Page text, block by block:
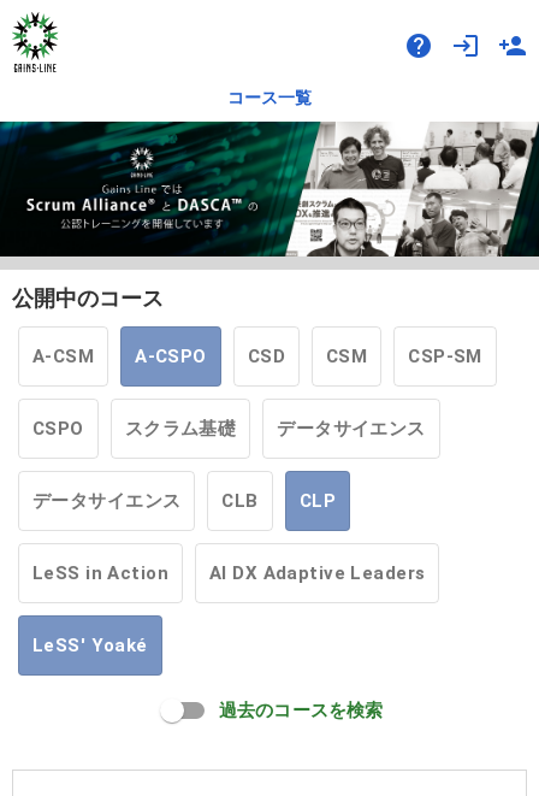
help login person_add
コース一覧
公開中のコース
A-CSM A-CSPO CSD CSM CSP-SM
CSPO スクラム基礎 データサイエンス
データサイエンス CLB CLP
LeSS in Action AI DX Adaptive Leaders
LeSS' Yoaké
過去のコースを検索